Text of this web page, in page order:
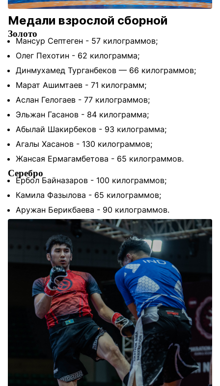
Медали взрослой сборной
Золото
Мансур Септеген - 57 килограммов;
Олег Пехотин - 62 килограмма;
Динмухамед Турганбеков — 66 килограммов;
Марат Ашимтаев - 71 килограмм;
Аслан Гелогаев - 77 килограммов;
Эльжан Гасанов - 84 килограмма;
Абылай Шакирбеков - 93 килограмма;
Агалы Хасанов - 130 килограммов;
Жансая Ермагамбетова - 65 килограммов.
Серебро
Ербол Байназаров - 100 килограммов;
Камила Фазылова - 65 килограммов;
Аружан Берикбаева - 90 килограммов.